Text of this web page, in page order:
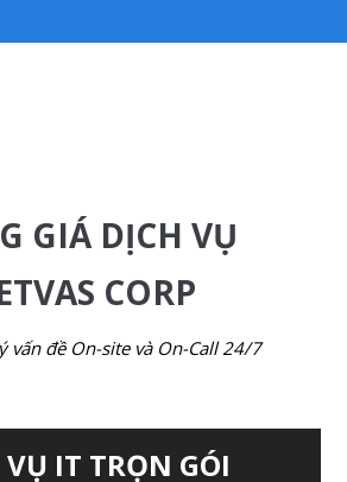
GIÁ DỊCH VỤ
CORP
vấn đề On-site và On-Call 24/7
VỤ IT TRỌN GÓI